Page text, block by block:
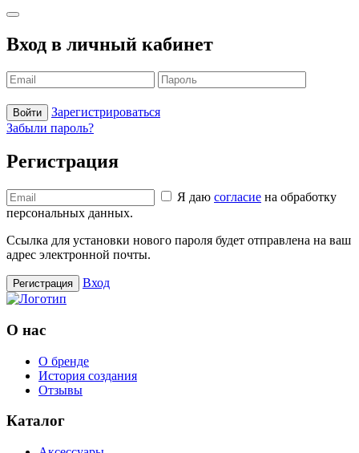
Вход в личный кабинет
Войти
Зарегистрироваться
Забыли пароль?
Регистрация
Я даю согласие на обработку
персональных данных.
Ссылка для установки нового пароля будет отправлена ​​на ваш
адрес электронной почты.
Регистрация Вход
О нас
О бренде
История создания
Отзывы
Каталог